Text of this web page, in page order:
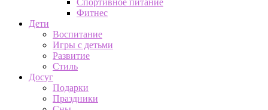
Спортивное питание
Фитнес
Дети
Воспитание
Игры с детьми
Развитие
Стиль
Досуг
Подарки
Праздники